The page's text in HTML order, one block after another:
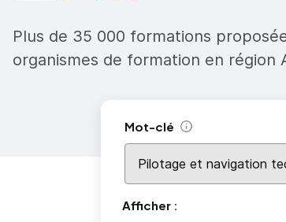
Plus de 35 000 formations
organismes de formation en région
Mot-clé Aide
Afficher :